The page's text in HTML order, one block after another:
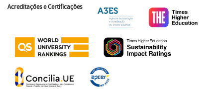
Acreditações e Certificações